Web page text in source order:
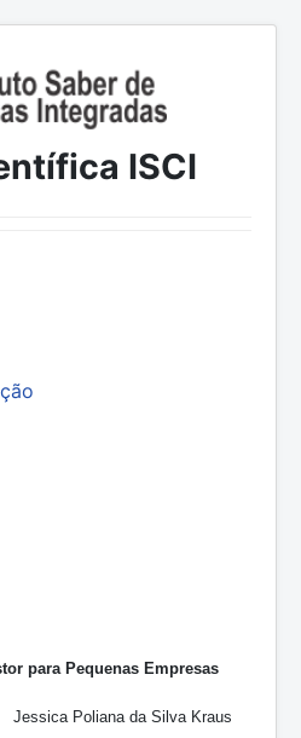
ISCI
para Pequenas Empresas
Jessica Poliana da Silva Kraus